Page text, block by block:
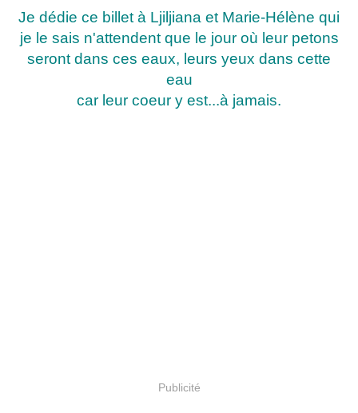
Je dédie ce billet à Ljiljiana et Marie-Hélène qui
je le sais n'attendent que le jour où leur petons
seront dans ces eaux, leurs yeux dans cette
eau
car leur coeur y est...à jamais.
Publicité